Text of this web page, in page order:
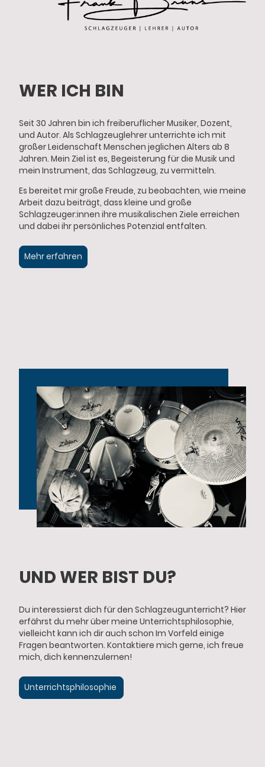
WER ICH BIN
Seit 30 Jahren bin ich freiberuflicher Musiker, Dozent,
und Autor. Als Schlagzeuglehrer unterrichte ich mit
großer Leidenschaft Menschen jeglichen Alters ab 8
Jahren. Mein Ziel ist es, Begeisterung für die Musik und
mein Instrument, das Schlagzeug, zu vermitteln.
Es bereitet mir große Freude, zu beobachten, wie meine
Arbeit dazu beiträgt, dass kleine und große
Schlagzeuger:innen ihre musikalischen Ziele erreichen
und dabei ihr persönliches Potenzial entfalten.
Mehr erfahren
UND WER BIST DU?
Du interessierst dich für den Schlagzeugunterricht? Hier
erfährst du mehr über meine Unterrichtsphilosophie,
vielleicht kann ich dir auch schon Im Vorfeld einige
Fragen beantworten. Kontaktiere mich gerne, ich freue
mich, dich kennenzulernen!
Unterrichtsphilosophie